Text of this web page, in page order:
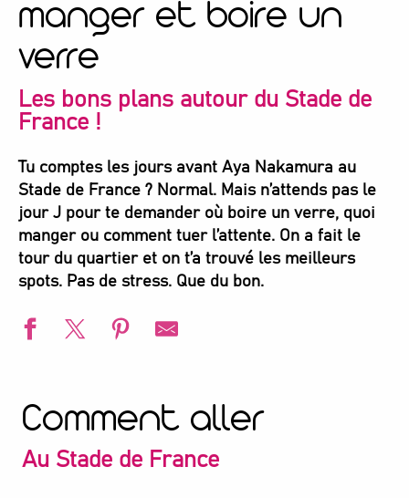
manger et boire un
verre
Les bons plans autour du Stade de
France !
Tu comptes les jours avant Aya Nakamura au
Stade de France ? Normal. Mais n’attends pas le
jour J pour te demander où boire un verre, quoi
manger ou comment tuer l’attente. On a fait le
tour du quartier et on t’a trouvé les meilleurs
spots. Pas de stress. Que du bon.
Comment aller
Au Stade de France